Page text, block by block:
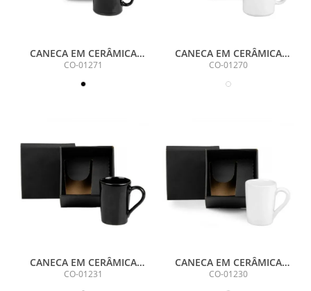
CANECA EM CERÂMICA
PRETA - 270ML
CO-01271
CANECA EM CERÂMICA
BRANCA 270 ML EM CAIXA
CO-01270
CANECA EM CERÂMICA
PRETA - 230ML
CO-01231
CANECA EM CERÂMICA
230ML - BRANCA
CO-01230